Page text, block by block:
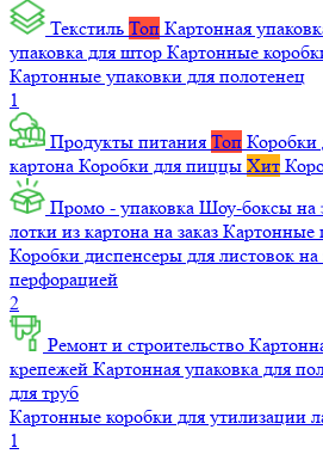
Текстиль Топ Картонная
упаковка для штор Картонные
Картонные упаковки для полотенец
1
Продукты питания Топ Коробки
картона Коробки для пиццы Хит
Промо - упаковка Шоу-боксы на
лотки из картона на заказ Картонные
Коробки диспенсеры для листовок на
перфорацией
2
Ремонт и строительство
крепежей Картонная упаковка для
для труб
Картонные коробки для утилизации
1